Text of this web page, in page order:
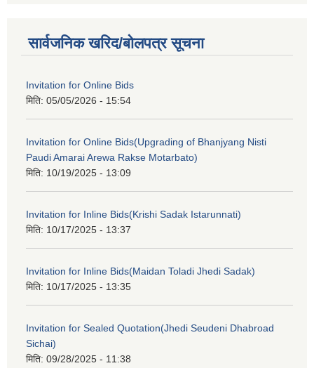
सार्वजनिक खरिद/बोलपत्र सूचना
Invitation for Online Bids
मिति: 05/05/2026 - 15:54
Invitation for Online Bids(Upgrading of Bhanjyang Nisti
Paudi Amarai Arewa Rakse Motarbato)
मिति: 10/19/2025 - 13:09
Invitation for Inline Bids(Krishi Sadak Istarunnati)
मिति: 10/17/2025 - 13:37
Invitation for Inline Bids(Maidan Toladi Jhedi Sadak)
मिति: 10/17/2025 - 13:35
Invitation for Sealed Quotation(Jhedi Seudeni Dhabroad
Sichai)
मिति: 09/28/2025 - 11:38